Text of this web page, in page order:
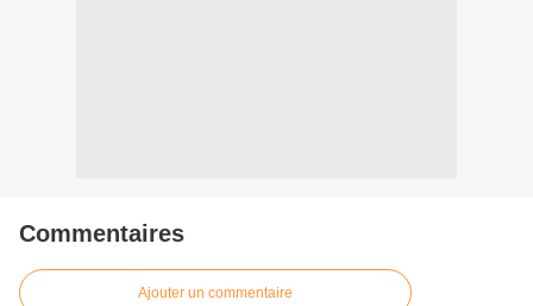
Commentaires
Ajouter un commentaire